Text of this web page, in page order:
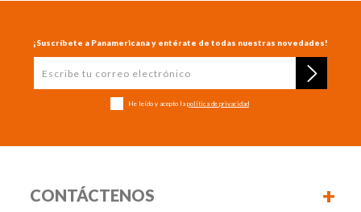
¡Suscríbete a Panamericana y entérate de todas nuestras novedades!
He leído y acepto la política de privacidad
CONTÁCTENOS +